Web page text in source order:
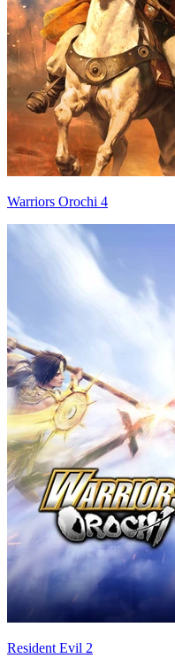
Warriors Orochi 4
Resident Evil 2